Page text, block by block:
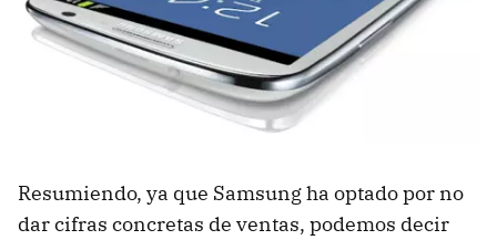
Resumiendo, ya que Samsung ha optado por no
dar cifras concretas de ventas, podemos decir